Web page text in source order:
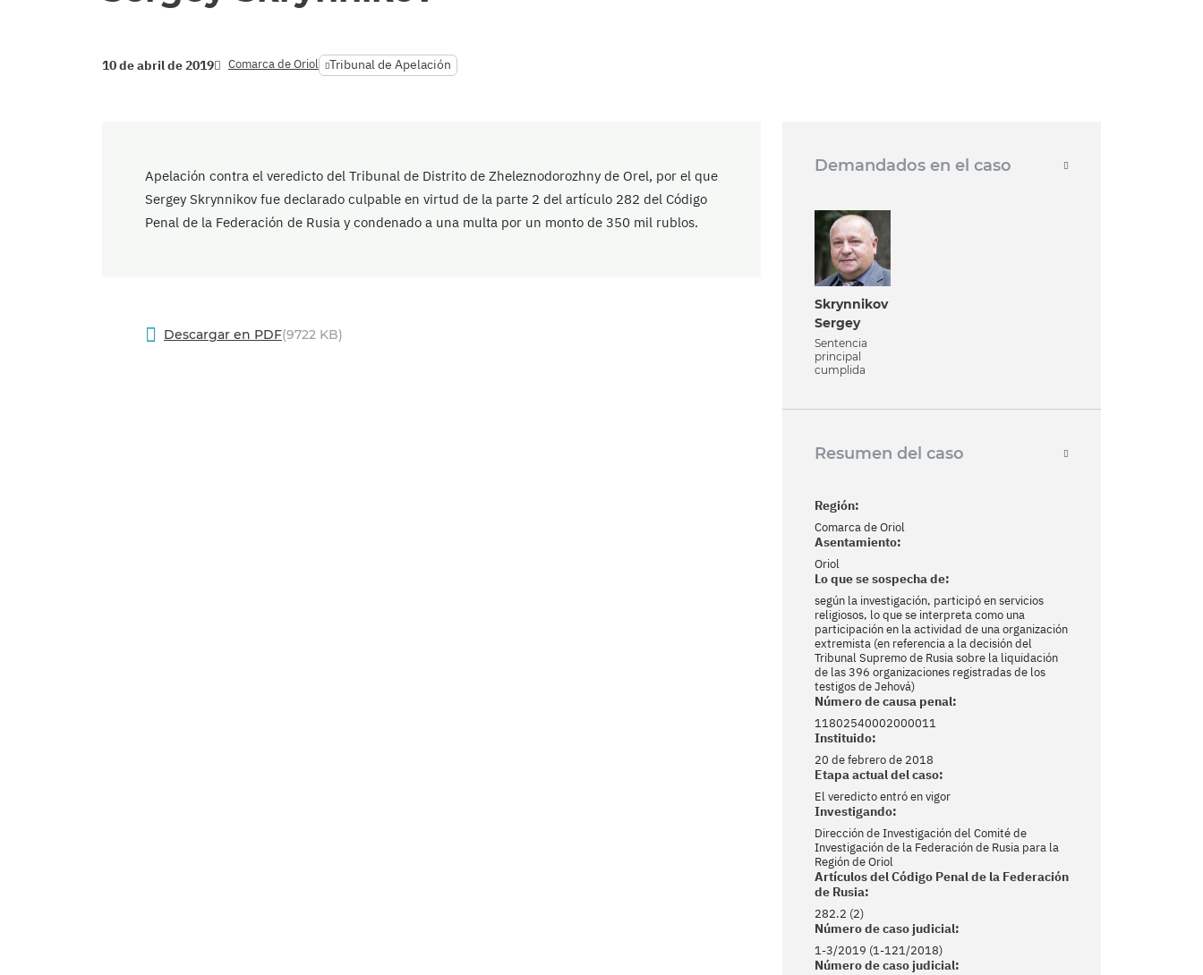
10 de abril de 2019 Comarca de Oriol Tribunal de Apelación
Apelación contra el veredicto del Tribunal de Distrito de Zheleznodorozhny de Orel, por el que
Sergey Skrynnikov fue declarado culpable en virtud de la parte 2 del artículo 282 del Código
Penal de la Federación de Rusia y condenado a una multa por un monto de 350 mil rublos.
Descargar en PDF(9722 KB)
Demandados en el caso
Skrynnikov
Sergey
Sentencia
principal
cumplida
Resumen del caso
Región:
Comarca de Oriol
Asentamiento:
Oriol
Lo que se sospecha de:
según la investigación, participó en servicios
religiosos, lo que se interpreta como una
participación en la actividad de una organización
extremista (en referencia a la decisión del
Tribunal Supremo de Rusia sobre la liquidación
de las 396 organizaciones registradas de los
testigos de Jehová)
Número de causa penal:
11802540002000011
Instituido:
20 de febrero de 2018
Etapa actual del caso:
El veredicto entró en vigor
Investigando:
Dirección de Investigación del Comité de
Investigación de la Federación de Rusia para la
Región de Oriol
Artículos del Código Penal de la Federación
de Rusia:
282.2 (2)
Número de caso judicial:
1-3/2019 (1-121/2018)
Número de caso judicial: